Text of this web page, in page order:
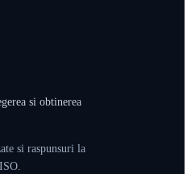
si obtinerea
si raspunsuri la